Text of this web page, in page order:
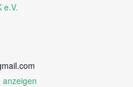
e.V.
anzeigen